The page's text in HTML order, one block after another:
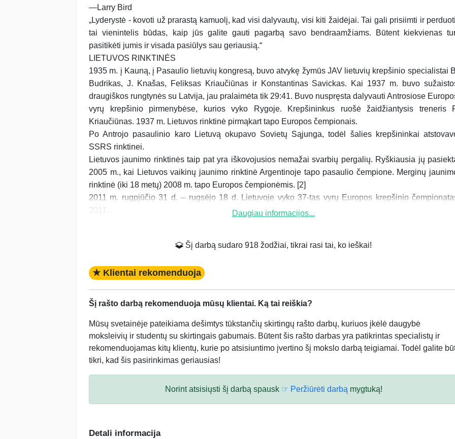
—Larry Bird
„Lyderystė - kovoti už prarastą kamuolį, kad visi dalyvautų, visi kiti žaidėjai. Tai gali prisiimti ir
tai vienintelis būdas, kaip jūs galite gauti pagarbą savo bendraamžiams. Būtent kiekvienas
pasitikėti jumis ir visada pasiūlys sau geriausią.“
LIETUVOS RINKTINĖS
1935 m. į Kauną, į Pasaulio lietuvių kongresą, buvo atvykę žymūs JAV lietuvių krepšinio specialistai
Budrikas, J. Knašas, Feliksas Kriaučiūnas ir Konstantinas Savickas. Kai 1937 m. buvo
draugiškos rungtynės su Latvija, jau pralaimėta tik 29:41. Buvo nuspręsta dalyvauti Antrosiose
vyrų krepšinio pirmenybėse, kurios vyko Rygoje. Krepšininkus ruošė žaidžiantysis treneris
Kriaučiūnas. 1937 m. Lietuvos rinktinė pirmąkart tapo Europos čempionais.
Po Antrojo pasaulinio karo Lietuvą okupavo Sovietų Sąjunga, todėl šalies krepšininkai
SSRS rinktinei.
Lietuvos jaunimo rinktinės taip pat yra iškovojusios nemažai svarbių pergalių. Ryškiausia jų
2005 m., kai Lietuvos vaikinų jaunimo rinktinė Argentinoje tapo pasaulio čempione. Merginų
rinktinė (iki 18 metų) 2008 m. tapo Europos čempionėmis. [2]
2011 m. rugpjūčio 31 d. – rugsėjo 18 d. Lietuvoje vyko 37-tas vyrų Europos krepšinio
Daugiau informacijos...
Šį darbą sudaro 918 žodžiai, tikrai rasi tai, ko ieškai!
★ Klientai rekomenduoja
Šį rašto darbą rekomenduoja mūsų klientai. Ką tai reiškia?
Mūsų svetainėje pateikiama dešimtys tūkstančių skirtingų rašto darbų, kuriuos įkėlė daugybė
moksleivių ir studentų su skirtingais gabumais. Būtent šis rašto darbas yra patikrintas specialistų ir
rekomenduojamas kitų klientų, kurie po atsisiuntimo įvertino šį mokslo darbą teigiamai. Todėl galite
tikri, kad šis pasirinkimas geriausias!
Norint atsisiųsti šį darbą spausk ☞ Peržiūrėti darbąmygtuką!
Detali informacija